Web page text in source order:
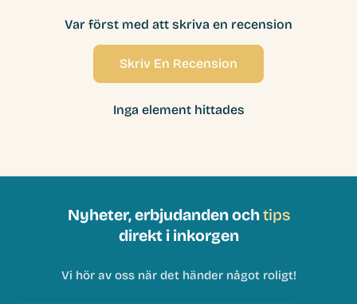
Var först med att skriva en recension
Skriv En Recension
Inga element hittades
Nyheter, erbjudanden ochtips
direkt i inkorgen
Vi hör av oss när det händer något roligt!